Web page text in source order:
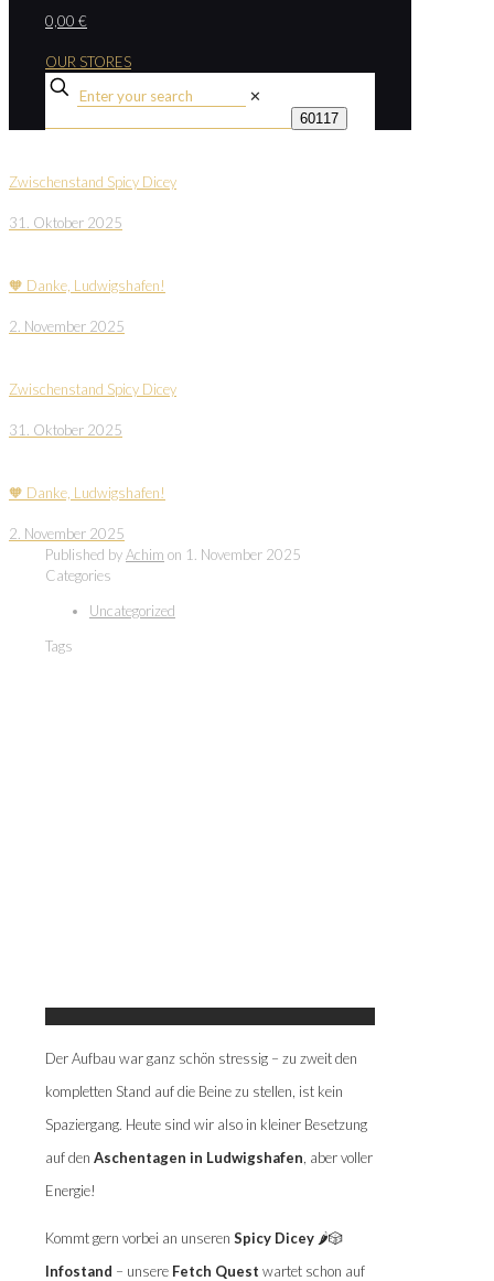
0,00 €
OUR STORES
✕
Zwischenstand Spicy Dicey
31. Oktober 2025
🧡 Danke, Ludwigshafen!
2. November 2025
Zwischenstand Spicy Dicey
31. Oktober 2025
🧡 Danke, Ludwigshafen!
2. November 2025
Published byAchim on 1. November 2025
Categories
Uncategorized
Tags
Der Aufbau war ganz schön stressig – zu zweit den
kompletten Stand auf die Beine zu stellen, ist kein
Spaziergang. Heute sind wir also in kleiner Besetzung
auf den Aschentagen in Ludwigshafen , aber voller
Energie!
Kommt gern vorbei an unseren Spicy Dicey 🌶️🎲
Infostand – unsere Fetch Quest wartet schon auf